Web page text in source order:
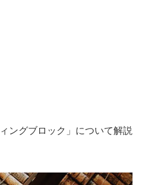
ングブロック」について解説